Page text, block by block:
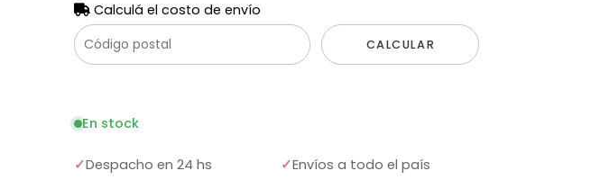
Calculá el costo de envío
CALCULAR
En stock
✓Despacho en 24 hs ✓Envíos a todo el país